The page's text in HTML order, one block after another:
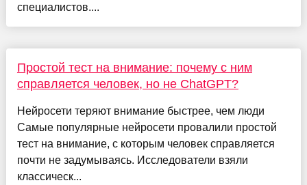
специалистов....
Простой тест на внимание: почему с ним
справляется человек, но не ChatGPT?
Нейросети теряют внимание быстрее, чем люди
Самые популярные нейросети провалили простой
тест на внимание, с которым человек справляется
почти не задумываясь. Исследователи взяли
классическ...